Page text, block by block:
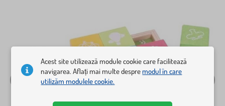
Acest site utilizează module cookie care facilitează
navigarea. Aflați mai multe despremodul în care
utilizăm modulele cookie.